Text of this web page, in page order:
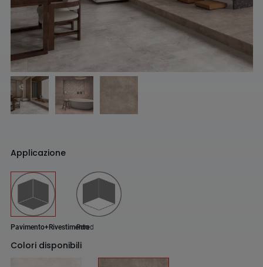
Applicazione
Pavimento+Rivestimento
Pared
Colori disponibili